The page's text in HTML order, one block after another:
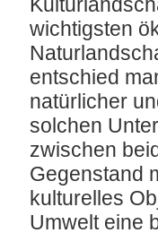
wichtigsten
entschied
natürlicher
solchen
zwischen
Gegenstand
kulturelles
Umwelt eine